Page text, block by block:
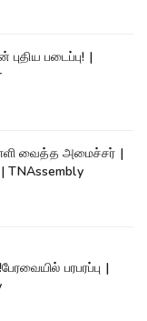
புதிய படைப்பு! |
வைத்த அமைச்சர் |
TNAssembly
பரபரப்பு |